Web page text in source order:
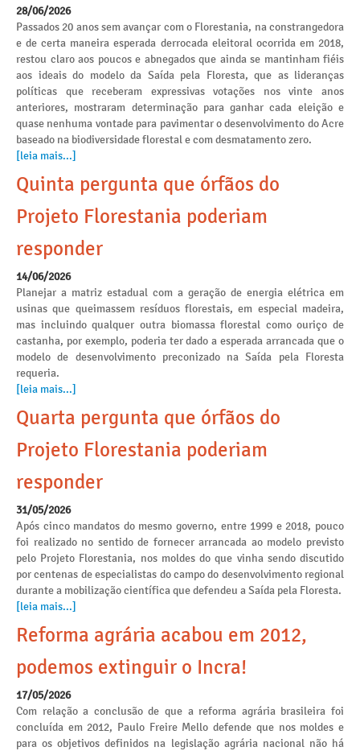
28/06/2026
Passados 20 anos sem avançar com o Florestania, na constrangedora
e de certa maneira esperada derrocada eleitoral ocorrida em 2018,
restou claro aos poucos e abnegados que ainda se mantinham fiéis
aos ideais do modelo da Saída pela Floresta, que as lideranças
políticas que receberam expressivas votações nos vinte anos
anteriores, mostraram determinação para ganhar cada eleição e
quase nenhuma vontade para pavimentar o desenvolvimento do Acre
baseado na biodiversidade florestal e com desmatamento zero.
[leia mais...]
Quinta pergunta que órfãos do
Projeto Florestania poderiam
responder
14/06/2026
Planejar a matriz estadual com a geração de energia elétrica em
usinas que queimassem resíduos florestais, em especial madeira,
mas incluindo qualquer outra biomassa florestal como ouriço de
castanha, por exemplo, poderia ter dado a esperada arrancada que o
modelo de desenvolvimento preconizado na Saída pela Floresta
requeria.
[leia mais...]
Quarta pergunta que órfãos do
Projeto Florestania poderiam
responder
31/05/2026
Após cinco mandatos do mesmo governo, entre 1999 e 2018, pouco
foi realizado no sentido de fornecer arrancada ao modelo previsto
pelo Projeto Florestania, nos moldes do que vinha sendo discutido
por centenas de especialistas do campo do desenvolvimento regional
durante a mobilização científica que defendeu a Saída pela Floresta.
[leia mais...]
Reforma agrária acabou em 2012,
podemos extinguir o Incra!
17/05/2026
Com relação a conclusão de que a reforma agrária brasileira foi
concluída em 2012, Paulo Freire Mello defende que nos moldes e
para os objetivos definidos na legislação agrária nacional não há